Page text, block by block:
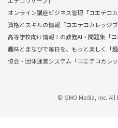
オンライン講座ビジネス管理「コエテコカ
資格とスキルの情報「コエテコカレッジブ
高等学校向け情報Ⅰの教務AI・問題集「コ
趣味とまなびで毎日を、もっと楽しく「趣
協会・団体運営システム「コエテコカレッ
© GMO Media, Inc. All